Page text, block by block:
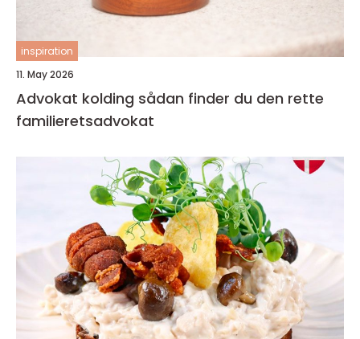
inspiration
11. May 2026
Advokat kolding sådan finder du den rette
familieretsadvokat